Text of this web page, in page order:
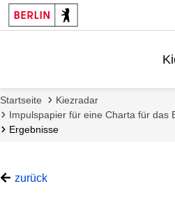
Startseite
Kiezradar
Impulspapier für eine Charta für das
Ergebnisse
zurück